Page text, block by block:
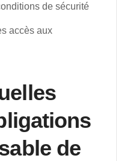
de sécurité
accès aux
de